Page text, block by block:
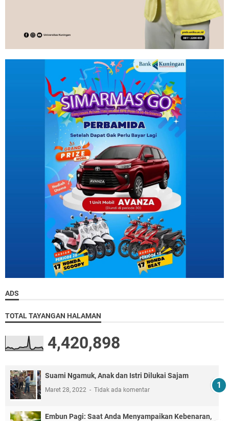
ADS
TOTAL TAYANGAN HALAMAN
4,420,898
Suami Ngamuk, Anak dan Istri Dilukai Sajam
Maret 28, 2022 Tidak ada komentar
Embun Pagi: Saat Anda Menyampaikan Kebenaran,